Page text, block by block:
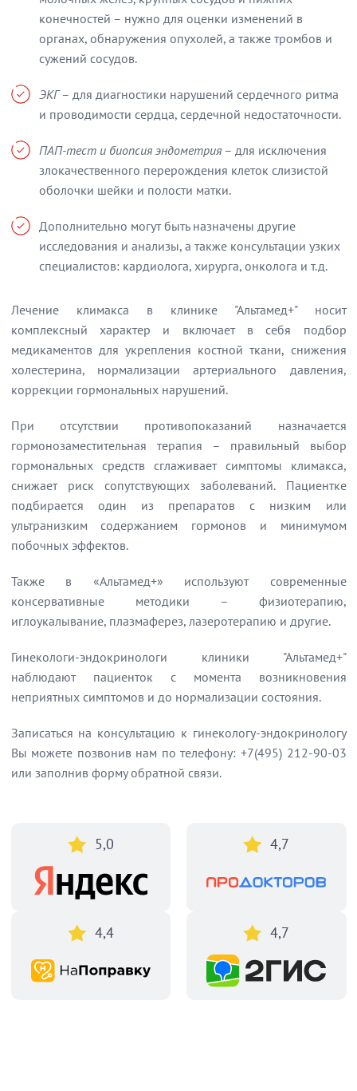
конечностей – нужно для оценки изменений в
органах, обнаружения опухолей, а также тромбов и
сужений сосудов.
ЭКГ– для диагностики нарушений сердечного ритма
и проводимости сердца, сердечной недостаточности.
ПАП-тест и биопсия эндометрия– для исключения
злокачественного перерождения клеток слизистой
оболочки шейки и полости матки.
Дополнительно могут быть назначены другие
исследования и анализы, а также консультации узких
специалистов: кардиолога, хирурга, онколога и т.д.
Лечение климакса в клинике "Альтамед+" носит
комплексный характер и включает в себя подбор
медикаментов для укрепления костной ткани, снижения
холестерина, нормализации артериального давления,
коррекции гормональных нарушений.
При отсутствии противопоказаний назначается
гормонозаместительная терапия – правильный выбор
гормональных средств сглаживает симптомы климакса,
снижает риск сопутствующих заболеваний. Пациентке
подбирается один из препаратов с низким или
ультранизким содержанием гормонов и минимумом
побочных эффектов.
Также в «Альтамед+» используют современные
консервативные методики – физиотерапию,
иглоукалывание, плазмаферез, лазеротерапию и другие.
Гинекологи-эндокринологи клиники "Альтамед+"
наблюдают пациенток с момента возникновения
неприятных симптомов и до нормализации состояния.
Записаться на консультацию к гинекологу-эндокринологу
Вы можете позвонив нам по телефону: +7(495) 212-90-03
или заполнив форму обратной связи.
5,0 4,7
4,4 4,7